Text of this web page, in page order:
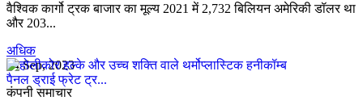
वैश्विक कार्गो ट्रक बाजार का मूल्य 2021 में 2,732 बिलियन अमेरिकी डॉलर था
और 203...
अधिक
04 Sep, 2023
कंपनी समाचार